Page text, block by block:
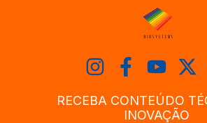
RECEBA CONTEÚDO
INOVAÇÃO